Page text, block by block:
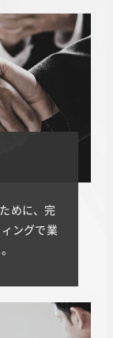
めに、完
ングで業